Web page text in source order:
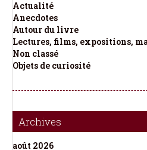
Actualité
Anecdotes
Autour du livre
Lectures, films, expositions,
Non classé
Objets de curiosité
Archives
août 2026